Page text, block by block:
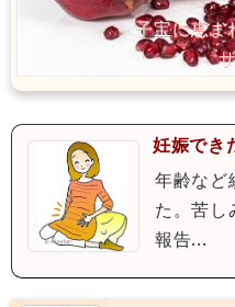
妊娠でき
年齢など
た。苦し
報告...